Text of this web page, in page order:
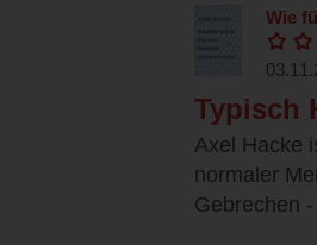
Wie
Typisch
Axel Hacke
normaler
Gebrechen